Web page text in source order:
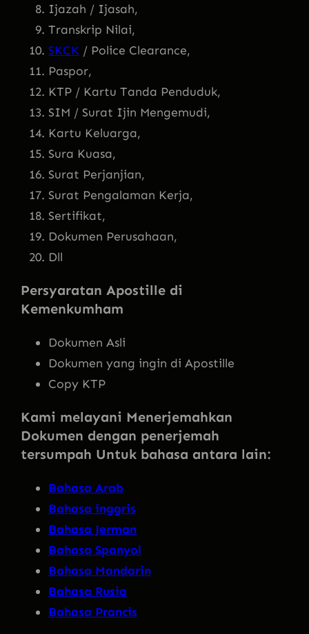
Ijazah / Ijasah,
Transkrip Nilai,
SKCK / Police Clearance,
Paspor,
KTP / Kartu Tanda Penduduk,
SIM / Surat Ijin Mengemudi,
Kartu Keluarga,
Sura Kuasa,
Surat Perjanjian,
Surat Pengalaman Kerja,
Sertifikat,
Dokumen Perusahaan,
Dll
Persyaratan Apostille di
Kemenkumham
Dokumen Asli
Dokumen yang ingin di Apostille
Copy KTP
Kami melayani Menerjemahkan
Dokumen dengan penerjemah
tersumpah Untuk bahasa antara lain:
Bahasa Arab
Bahasa inggris
Bahasa Jerman
Bahasa Spanyol
Bahasa Mandarin
Bahasa Rusia
Bahasa Prancis